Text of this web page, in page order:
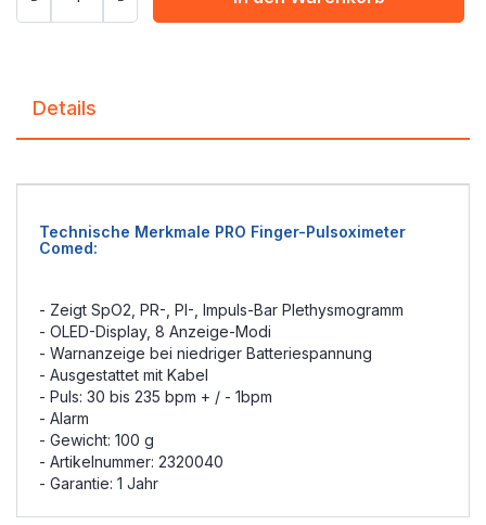
Details
Technische Merkmale PRO Finger-Pulsoximeter
Comed:
- Zeigt SpO2, PR-, PI-, Impuls-Bar Plethysmogramm
- OLED-Display, 8 Anzeige-Modi
- Warnanzeige bei niedriger Batteriespannung
- Ausgestattet mit Kabel
- Puls: 30 bis 235 bpm + / - 1bpm
- Alarm
- Gewicht: 100 g
- Artikelnummer: 2320040
- Garantie: 1 Jahr